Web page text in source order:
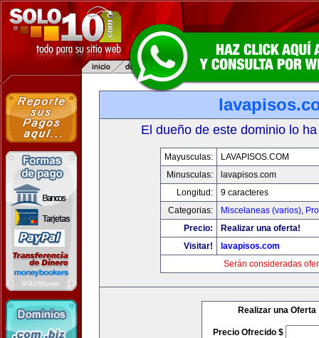
El dueño de este dominio lo
Mayusculas:
LAVAPISOS.COM
Minusculas:
lavapisos.com
Longitud:
9 caracteres
Categorias:
Miscelaneas (varios),
Precio:
Realizar una oferta!
Visitar!
lavapisos.com
Serán consideradas
Realizar una Oferta
Precio Ofrecido $